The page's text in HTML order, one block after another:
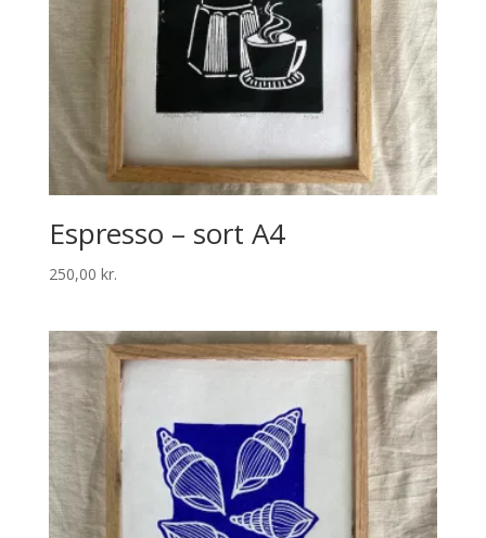
Espresso – sort A4
250,00 kr.